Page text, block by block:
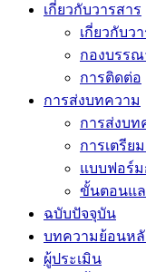
เกี่ยวกับวารสาร
เกี่ยวกับว
กองบรรณ
การติดต่อ
การส่งบทความ
การส่งบท
การเตรีย
แบบฟอร์ม
ขั้นตอนแล
ฉบับปัจจุบัน
บทความย้อนหลั
ผู้ประเมิน